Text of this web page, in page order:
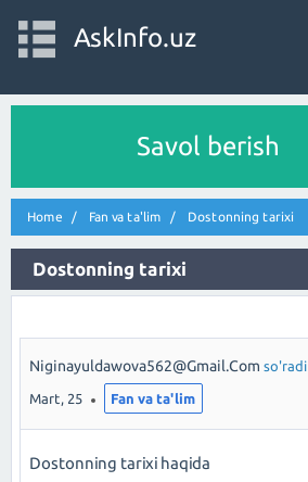
AskInfo.uz
Savol berish
Home Fan va ta'lim Dostonning tarixi
Dostonning tarixi
Niginayuldawova562@gmail.com so'radi
Mart, 25 Fan va ta'lim
Dostonning tarixi haqida